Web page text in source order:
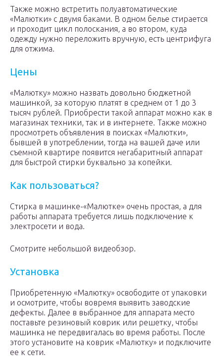
Также можно встретить полуавтоматические
«Малютки» с двумя баками. В одном белье стирается
и проходит цикл полоскания, а во втором, куда
одежду нужно переложить вручную, есть центрифуга
для отжима.
Цены
«Малютку» можно назвать довольно бюджетной
машинкой, за которую платят в среднем от 1 до 3
тысяч рублей. Приобрести такой аппарат можно как в
магазинах техники, так и в интернете. Также можно
просмотреть объявления в поисках «Малютки»,
бывшей в употреблении, тогда на вашей даче или
съемной квартире появится негабаритный аппарат
для быстрой стирки буквально за копейки.
Как пользоваться?
Стирка в машинке-«Малютке» очень простая, а для
работы аппарата требуется лишь подключение к
электросети и вода.
Смотрите небольшой видеобзор.
Установка
Приобретенную «Малютку» освободите от упаковки
и осмотрите, чтобы вовремя выявить заводские
дефекты. Далее в выбранное для аппарата место
поставьте резиновый коврик или решетку, чтобы
машинка не передвигалась во время работы. После
этого установите на коврик «Малютку» и подключите
ее к сети.